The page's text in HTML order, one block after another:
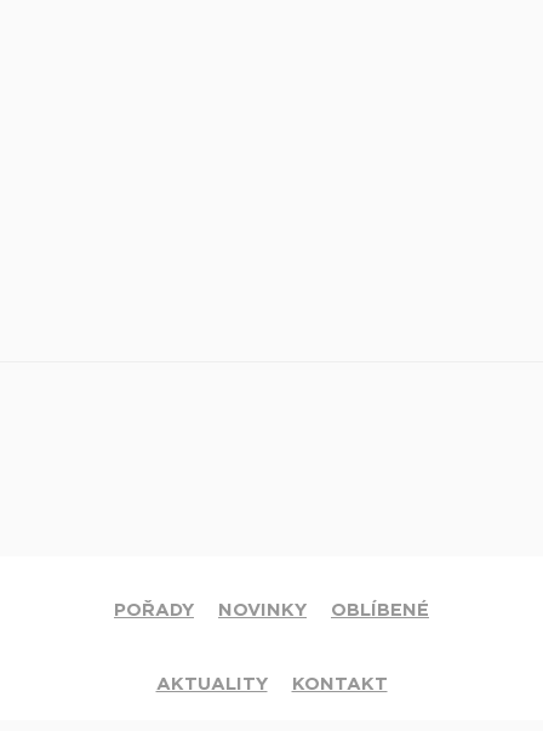
POŘADY NOVINKY OBLÍBENÉ
AKTUALITY KONTAKT